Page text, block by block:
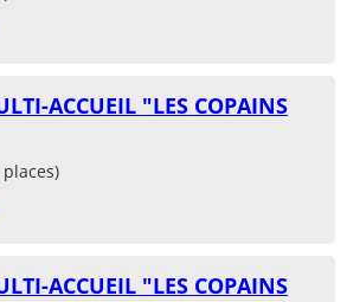
ACCUEIL "LES COPAINS
ACCUEIL "LES COPAINS